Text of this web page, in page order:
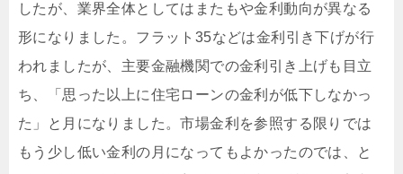
したが、業界全体としてはまたもや金利動向が異なる
形になりました。フラット35などは金利引き下げが行
われましたが、主要金融機関での金利引き上げも目立
ち、「思った以上に住宅ローンの金利が低下しなかっ
た」と月になりました。市場金利を参照する限りでは
もう少し低い金利の月になってもよかったのでは、と